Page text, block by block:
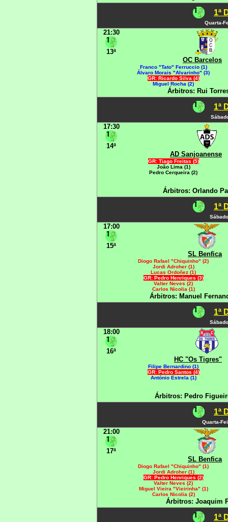
1ª
Quarta-
21:30
13ª
OC Barcelos
Franco "Tato" Ferruccio (1)
Álvaro Morais "Alvarinho" (3)
GR: Ricardo Silva (4)
Miguel Rocha (2)
Árbitros: Rui
1ª
17:30
14ª
AD Sanjoanense
GR: Tiago Freitas (5)
João Lima (1)
Pedro Cerqueira (2)
Árbitros: Orlando
1ª
17:00
15ª
SL Benfica
Diogo Rafael "Chiquinho" (2)
Jordi Adroher (1)
Lucas Ordoñez (1)
GR: Pedro Henriques (3)
Valter Neves (2)
Carlos Nicolia (1)
Árbitros: Manuel
1ª
18:00
16ª
HC "Os Tigres"
Filipe Bernardino (1)
GR: Pedro Santos (4)
António Estrela (1)
Árbitros: Pedro
1ª
Quarta-
21:00
17ª
SL Benfica
Diogo Rafael "Chiquinho" (1)
Jordi Adroher (1)
GR: Pedro Henriques (2)
Valter Neves (2)
Miguel Vieira "Vieirinha" (1)
Carlos Nicolia (2)
Árbitros: Joaquim
1ª